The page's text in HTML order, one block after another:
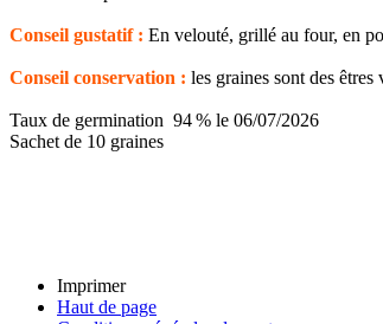
Conseil gustatif : En velouté, grillé au four, en
Conseil conservation : les graines sont des
Taux de germination 94 % le 06/07/2026
Sachet de 10 graines
Imprimer
Haut de page